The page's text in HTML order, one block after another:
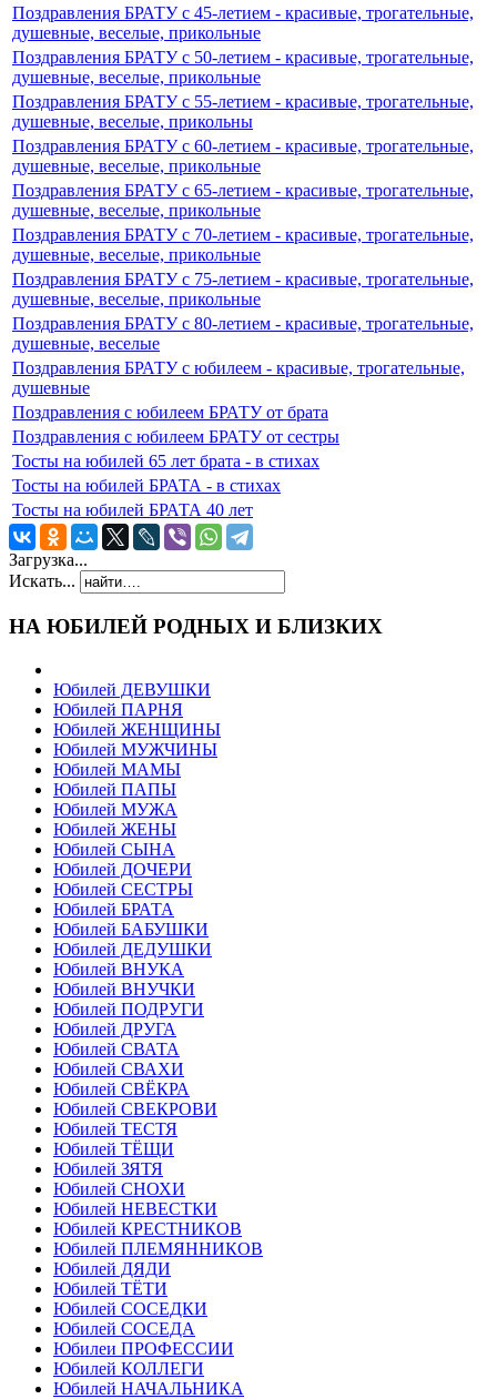
Поздравления БРАТУ c 45-летием - красивые, трогательные,
душевные, веселые, прикольные
Поздравления БРАТУ c 50-летием - красивые, трогательные,
душевные, веселые, прикольные
Поздравления БРАТУ c 55-летием - красивые, трогательные,
душевные, веселые, прикольны
Поздравления БРАТУ c 60-летием - красивые, трогательные,
душевные, веселые, прикольные
Поздравления БРАТУ c 65-летием - красивые, трогательные,
душевные, веселые, прикольные
Поздравления БРАТУ c 70-летием - красивые, трогательные,
душевные, веселые, прикольные
Поздравления БРАТУ c 75-летием - красивые, трогательные,
душевные, веселые, прикольные
Поздравления БРАТУ c 80-летием - красивые, трогательные,
душевные, веселые
Поздравления БРАТУ с юбилеем - красивые, трогательные,
душевные
Поздравления с юбилеем БРАТУ от брата
Поздравления с юбилеем БРАТУ от сестры
Тосты на юбилей 65 лет брата - в стихах
Тосты на юбилей БРАТА - в стихах
Тосты на юбилей БРАТА 40 лет
Загрузка...
Искать...
НА ЮБИЛЕЙ РОДНЫХ И БЛИЗКИХ
Юбилей ДЕВУШКИ
Юбилей ПАРНЯ
Юбилей ЖЕНЩИНЫ
Юбилей МУЖЧИНЫ
Юбилей МАМЫ
Юбилей ПАПЫ
Юбилей МУЖА
Юбилей ЖЕНЫ
Юбилей СЫНА
Юбилей ДОЧЕРИ
Юбилей СЕСТРЫ
Юбилей БРАТА
Юбилей БАБУШКИ
Юбилей ДЕДУШКИ
Юбилей ВНУКА
Юбилей ВНУЧКИ
Юбилей ПОДРУГИ
Юбилей ДРУГА
Юбилей СВАТА
Юбилей СВАХИ
Юбилей СВЁКРА
Юбилей СВЕКРОВИ
Юбилей ТЕСТЯ
Юбилей ТЁЩИ
Юбилей ЗЯТЯ
Юбилей СНОХИ
Юбилей НЕВЕСТКИ
Юбилей КРЕСТНИКОВ
Юбилей ПЛЕМЯННИКОВ
Юбилей ДЯДИ
Юбилей ТЁТИ
Юбилей СОСЕДКИ
Юбилей СОСЕДА
Юбилеи ПРОФЕССИИ
Юбилей КОЛЛЕГИ
Юбилей НАЧАЛЬНИКА